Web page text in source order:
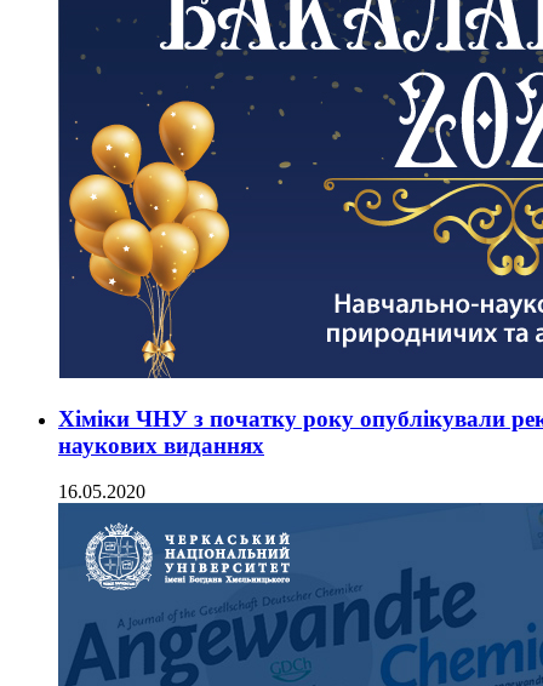
Хіміки ЧНУ з початку року опублікували
наукових виданнях
16.05.2020